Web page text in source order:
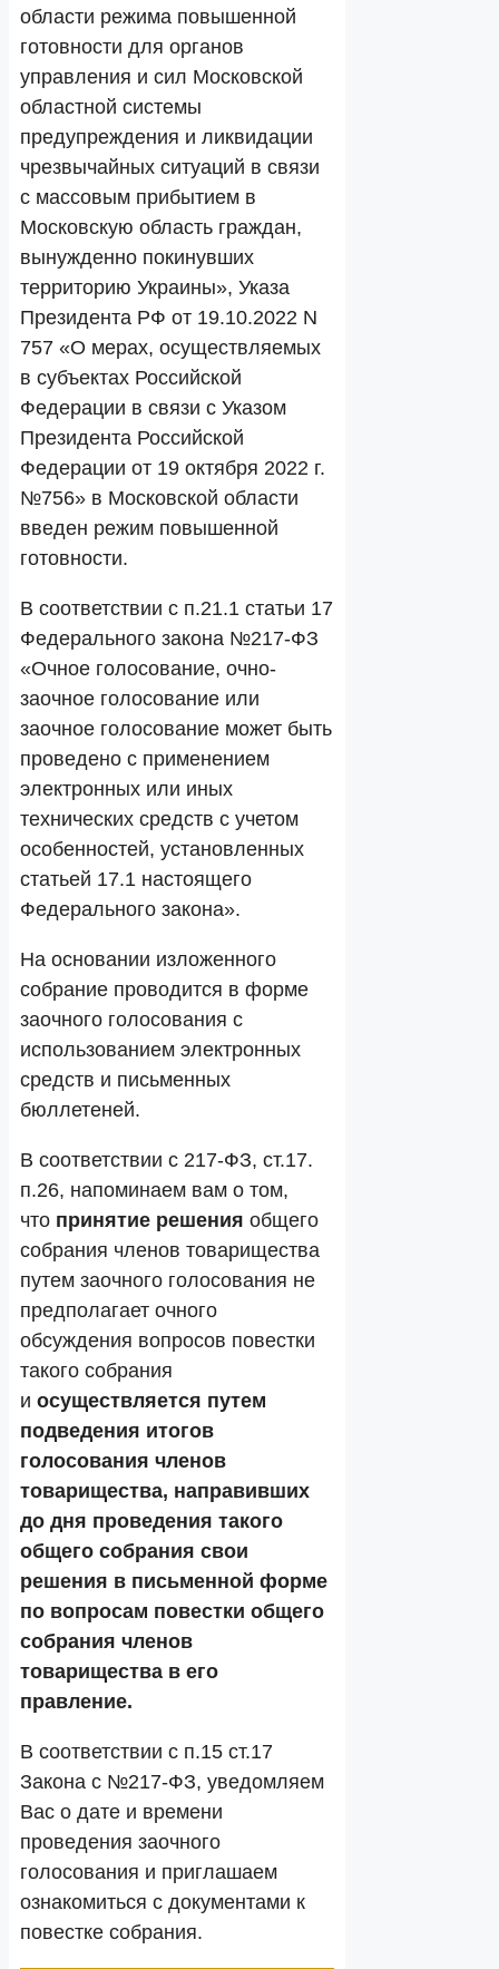
области режима повышенной
готовности для органов
управления и сил Московской
областной системы
предупреждения и ликвидации
чрезвычайных ситуаций в связи
с массовым прибытием в
Московскую область граждан,
вынужденно покинувших
территорию Украины», Указа
Президента РФ от 19.10.2022 N
757 «О мерах, осуществляемых
в субъектах Российской
Федерации в связи с Указом
Президента Российской
Федерации от 19 октября 2022 г.
№756» в Московской области
введен режим повышенной
готовности.
В соответствии с п.21.1 статьи 17
Федерального закона №217-ФЗ
«Очное голосование, очно-
заочное голосование или
заочное голосование может быть
проведено с применением
электронных или иных
технических средств с учетом
особенностей, установленных
статьей 17.1 настоящего
Федерального закона».
На основании изложенного
собрание проводится в форме
заочного голосования с
использованием электронных
средств и письменных
бюллетеней.
В соответствии с 217-ФЗ, ст.17.
п.26, напоминаем вам о том,
что принятие решения общего
собрания членов товарищества
путем заочного голосования не
предполагает очного
обсуждения вопросов повестки
такого собрания
и осуществляется путем
подведения итогов
голосования членов
товарищества, направивших
до дня проведения такого
общего собрания свои
решения в письменной форме
по вопросам повестки общего
собрания членов
товарищества в его
правление.
В соответствии с п.15 ст.17
Закона с №217-ФЗ, уведомляем
Вас о дате и времени
проведения заочного
голосования и приглашаем
ознакомиться с документами к
повестке собрания.